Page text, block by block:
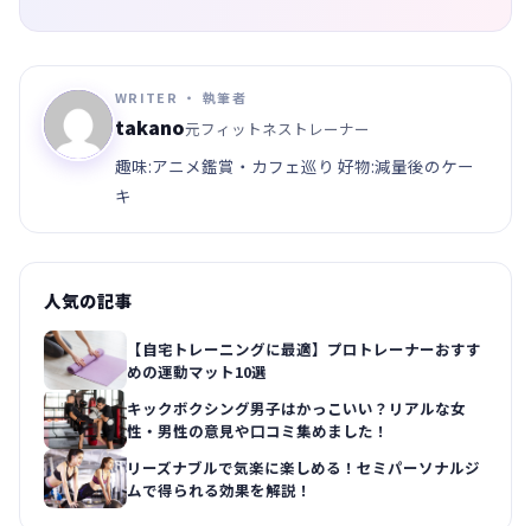
WRITER ・ 執筆者
takano元フィットネストレーナー
趣味:アニメ鑑賞・カフェ巡り 好物:減量後のケー
キ
人気の記事
【自宅トレーニングに最適】プロトレーナーおすす
めの運動マット10選
キックボクシング男子はかっこいい？リアルな女
性・男性の意見や口コミ集めました！
リーズナブルで気楽に楽しめる！セミパーソナルジ
ムで得られる効果を解説！